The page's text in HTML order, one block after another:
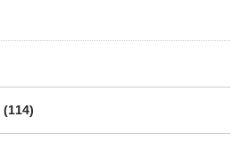
(114)